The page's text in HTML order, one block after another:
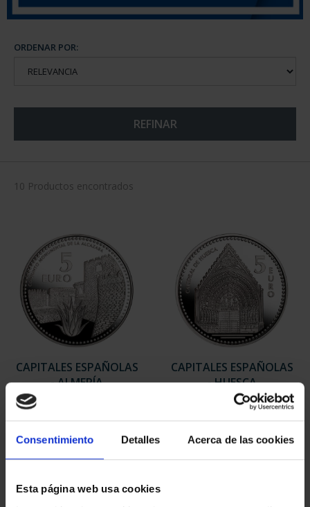
Consentimiento Detalles Acerca de las cookies
Esta página web usa cookies
ORDENAR POR:
REFINAR
10 Productos encontrados
CAPITALES ESPAÑOLAS
- ALMERÍA
CAPITALES ESPAÑOLAS
- HUESCA
73,00 €